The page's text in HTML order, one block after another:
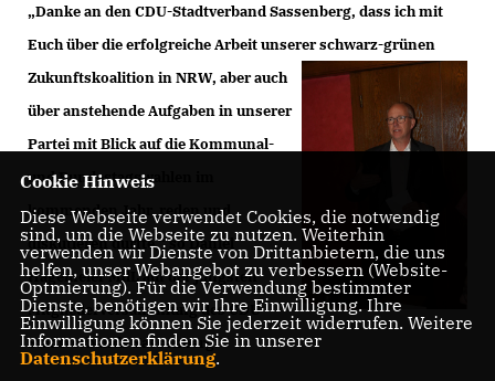
Danke an den CDU-Stadtverband Sassenberg, dass ich mit
Euch über die erfolgreiche Arbeit unserer schwarz-grünen
Zukunftskoalition in NRW, aber auch
über anstehende Aufgaben in unserer
Partei mit Blick auf die Kommunal-
und Bundestagswahlen im
kommenden Jahr reden und
diskutieren durfte,“ so Daniel
Hagemeier MdL auf der jüngsten
Mitgliederversammlung des CDU
Stadtverbands Sassenberg.
Cookie Hinweis
Diese Webseite verwendet Cookies, die notwendig
sind, um die Webseite zu nutzen. Weiterhin
verwenden wir Dienste von Drittanbietern, die uns
helfen, unser Webangebot zu verbessern (Website-
Optmierung). Für die Verwendung bestimmter
Dienste, benötigen wir Ihre Einwilligung. Ihre
Einwilligung können Sie jederzeit widerrufen. Weitere
Informationen finden Sie in unserer
Datenschutzerklärung.